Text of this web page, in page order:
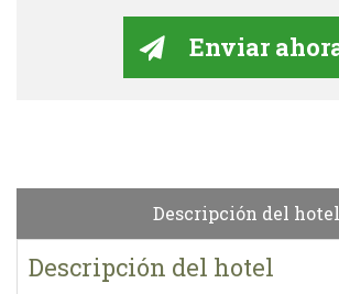
Descripción del hotel
Descripción del hotel